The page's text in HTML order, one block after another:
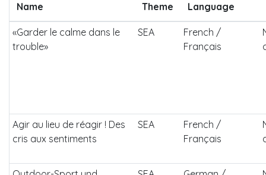
Name Theme Language
«Garder le calme dans le
trouble»
SEA
French /
Français
Agir au lieu de réagir ! Des
cris aux sentiments
SEA
French /
Français